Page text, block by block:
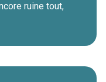
ruine tout,